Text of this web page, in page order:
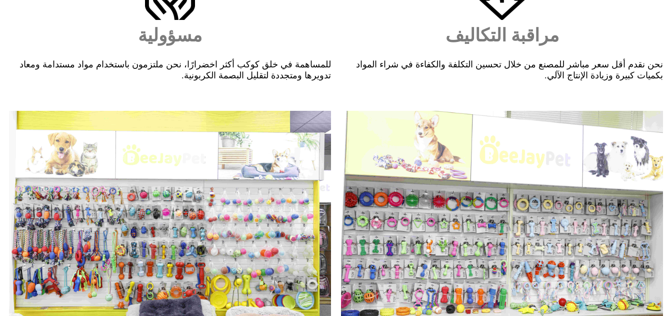
مسؤولية
للمساهمة في خلق كوكب أكثر اخضرارًا، نحن ملتزمون باستخدام مواد مستدامة ومعاد
تدويرها ومتجددة لتقليل البصمة الكربونية.
مراقبة التكاليف
نحن نقدم أقل سعر مباشر للمصنع من خلال تحسين التكلفة والكفاءة في شراء المواد
بكميات كبيرة وزيادة الإنتاج الآلي.